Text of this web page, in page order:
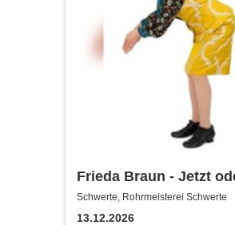
Frieda Braun - Jetzt
Schwerte, Rohrmeisterei Schwerte
13.12.2026